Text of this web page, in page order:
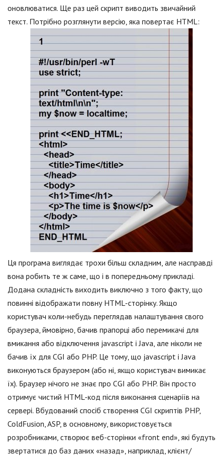
оновлюватися. Ще раз цей скрипт виводить звичайний
текст. Потрібно розглянути версію, яка повертає HTML:
Ця програма виглядає трохи більш складним, але насправді
вона робить те ж саме, що і в попередньому прикладі.
Додана складність виходить виключно з того факту, що
повинні відображати повну HTML-сторінку. Якщо
користувач коли-небудь переглядав налаштування свого
браузера, ймовірно, бачив прапорці або перемикачі для
вмикання або відключення jаvascript і Java, але ніколи не
бачив їх для CGI або PHP. Це тому, що jаvascript і Java
виконуються браузером (або ні, якщо користувач вимикає
їх). Браузер нічого не знає про CGI або PHP. Він просто
отримує чистий HTML-код після виконання сценаріїв на
сервері. Вбудований спосіб створення CGI скриптів PHP,
ColdFusion, ASP, в основному, використовується
розробниками, створює веб-сторінки «front end», які будуть
звертатися до баз даних «назад», наприклад, клієнт/